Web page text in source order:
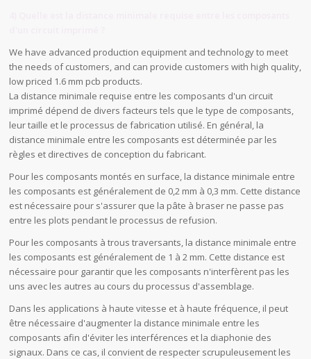
We have advanced production equipment and technology to meet
the needs of customers, and can provide customers with high quality,
low priced 1.6 mm pcb products.
La distance minimale requise entre les composants d'un circuit
imprimé dépend de divers facteurs tels que le type de composants,
leur taille et le processus de fabrication utilisé. En général, la
distance minimale entre les composants est déterminée par les
règles et directives de conception du fabricant.
Pour les composants montés en surface, la distance minimale entre
les composants est généralement de 0,2 mm à 0,3 mm. Cette distance
est nécessaire pour s'assurer que la pâte à braser ne passe pas
entre les plots pendant le processus de refusion.
Pour les composants à trous traversants, la distance minimale entre
les composants est généralement de 1 à 2 mm. Cette distance est
nécessaire pour garantir que les composants n'interfèrent pas les
uns avec les autres au cours du processus d'assemblage.
Dans les applications à haute vitesse et à haute fréquence, il peut
être nécessaire d'augmenter la distance minimale entre les
composants afin d'éviter les interférences et la diaphonie des
signaux. Dans ce cas, il convient de respecter scrupuleusement les